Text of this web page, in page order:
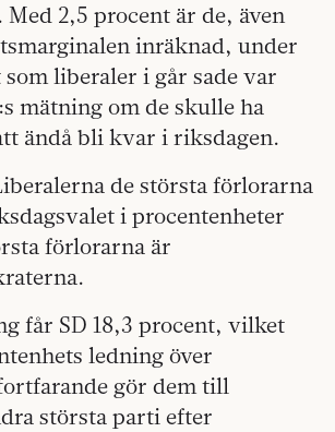
2,5 procent är de, även
inräknad, under
liberaler i går sade var
mätning om de skulle ha
ändå bli kvar i riksdagen.
de största förlorarna
i procentenheter
förlorarna är
får SD 18,3 procent, vilket
ledning över
gör dem till
största parti efter